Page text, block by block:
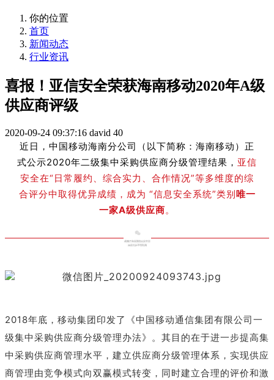
你的位置
首页
新闻动态
行业资讯
喜报！亚信安全荣获海南移动2020年A级
供应商评级
2020-09-24 09:37:16 david 40
近日，中国移动海南分公司（以下简称：海南移动）正
式公示2020年二级集中采购供应商分级管理结果， 亚信
安全在“日常履约、综合实力、合作情况”等多维度的综
合评分中取得优异成绩，成为 “信息安全系统”类别 唯一
一家A级供应商。
2018年底，移动集团印发了《中国移动通信集团有限公司一
级集中采购供应商分级管理办法》。其目的在于进一步提高集
中采购供应商管理水平，建立供应商分级管理体系，实现供应
商管理由竞争模式向双赢模式转变，同时建立合理的评价和激